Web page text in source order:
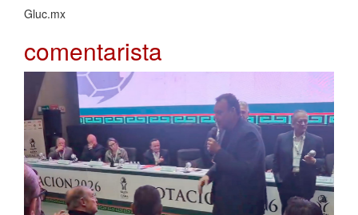
Gluc.mx
comentarista